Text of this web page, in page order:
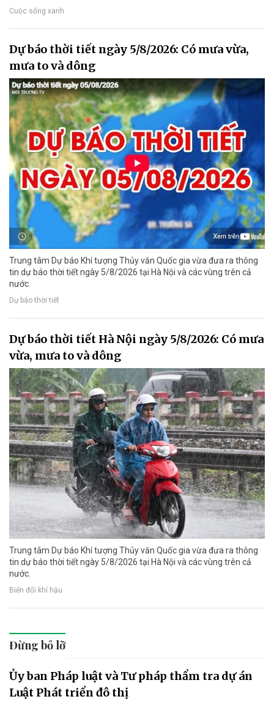
Cuộc sống xanh
Dự báo thời tiết ngày 5/8/2026: Có mưa vừa,
mưa to và dông
Trung tâm Dự báo Khí tượng Thủy văn Quốc gia vừa đưa ra thông
tin dự báo thời tiết ngày 5/8/2026 tại Hà Nội và các vùng trên cả
nước.
Dự báo thời tiết
Dự báo thời tiết Hà Nội ngày 5/8/2026: Có mưa
vừa, mưa to và dông
Trung tâm Dự báo Khí tượng Thủy văn Quốc gia vừa đưa ra thông
tin dự báo thời tiết ngày 5/8/2026 tại Hà Nội và các vùng trên cả
nước.
Biến đổi khí hậu
Đừng bỏ lỡ
Ủy ban Pháp luật và Tư pháp thẩm tra dự án
Luật Phát triển đô thị